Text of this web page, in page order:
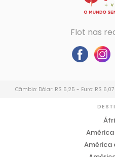
Flot nas
Câmbio: Dólar: R$ 5,25 - Euro: R$
América